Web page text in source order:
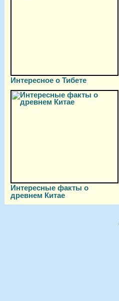
Интересное о Тибете
Интересные факты о
древнем Китае